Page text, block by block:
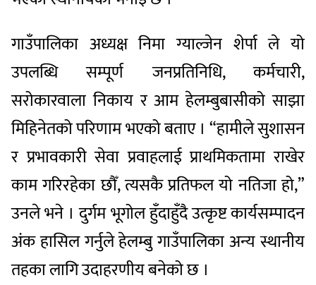
गाउँपालिका अध्यक्ष निमा ग्याल्जेन शेर्पा ले यो
उपलब्धि सम्पूर्ण जनप्रतिनिधि, कर्मचारी,
सरोकारवाला निकाय र आम हेलम्बुबासीको साझा
मिहिनेतको परिणाम भएको बताए । “हामीले सुशासन
र प्रभावकारी सेवा प्रवाहलाई प्राथमिकतामा राखेर
काम गरिरहेका छौँ, त्यसकै प्रतिफल यो नतिजा हो,”
उनले भने । दुर्गम भूगोल हुँदाहुँदै उत्कृष्ट कार्यसम्पादन
अंक हासिल गर्नुले हेलम्बु गाउँपालिका अन्य स्थानीय
तहका लागि उदाहरणीय बनेको छ ।